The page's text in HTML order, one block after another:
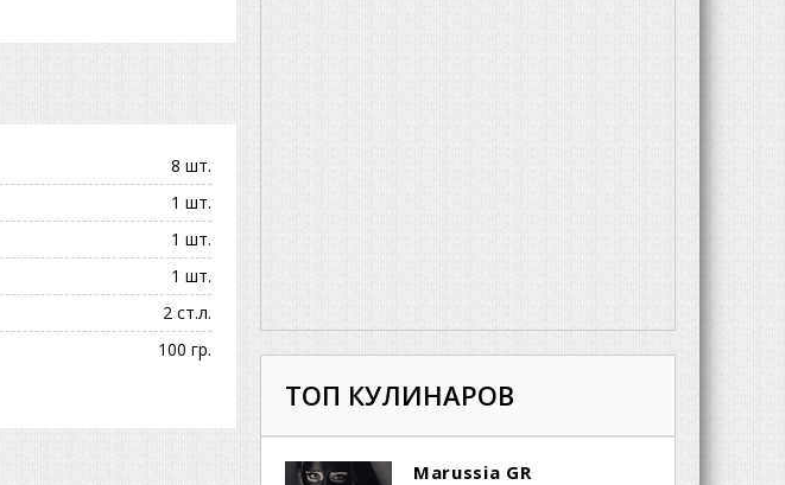
8 шт.
1 шт.
1 шт.
1 шт.
2 ст.л.
100 гр.
ТОП КУЛИНАРОВ
Marussia GR